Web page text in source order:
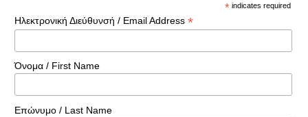
* indicates required
Ηλεκτρονική Διεύθυνσή / Email Address *
Όνομα / First Name
Επώνυμο / Last Name